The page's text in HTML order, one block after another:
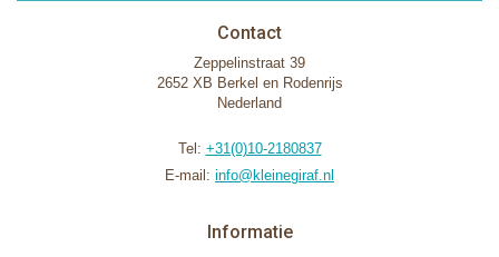
Contact
Zeppelinstraat 39
2652 XB Berkel en Rodenrijs
Nederland
Tel: +31(0)10-2180837
E-mail: info@kleinegiraf.nl
Informatie